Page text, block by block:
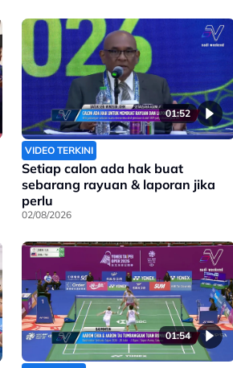
01:52
VIDEO TERKINI
Setiap calon ada hak buat
sebarang rayuan & laporan jika
perlu
02/08/2026
01:54